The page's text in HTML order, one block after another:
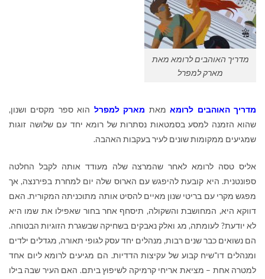
מדריך האוהבים לרומא מאת
מארק למפרל
מדריך האוהבים לרומאמאת מארק למפרל הוא ספר מקסים ושנון,
שהוא הזמנה למסע בסמטאות נסתרות של רומא יחד עם שלושה זוגות
שמגיעים ממקומות שונים לעיר בעקבות האהבה.
אליס טסה לרומא לאחר שהמרצה שלה מעודד אותה לקבל החלטה
ספונטנית. היא קובעת להיפגש עם הארוס שלה יום למחרת בפירנצה, אך
מפגש מקרי עם בריטי שנון מאיים להסיט אותה מתוכניתה המקורית. האם
דווקא היא, המחושבת והשקולה, תיסחף אחר בחור שאפילו את שמו היא
לא יודעת? לעומתה, מג ואלק נאבקים בשחיקה שבשגרת הזוגיות הבטוחה.
הם נשואים כבר שנים רבות, מנהלים יחד עסק לגופי תאורה, מגדלים ילדים
ומנהלים דו־שיח קבוע של עקיצות הדדיות. הם מגיעים לרומא ליום אחד
למטרה אחת – מציאת אריחי קרמיקה לשיפוץ ביתם. האם העיר שבה בילו